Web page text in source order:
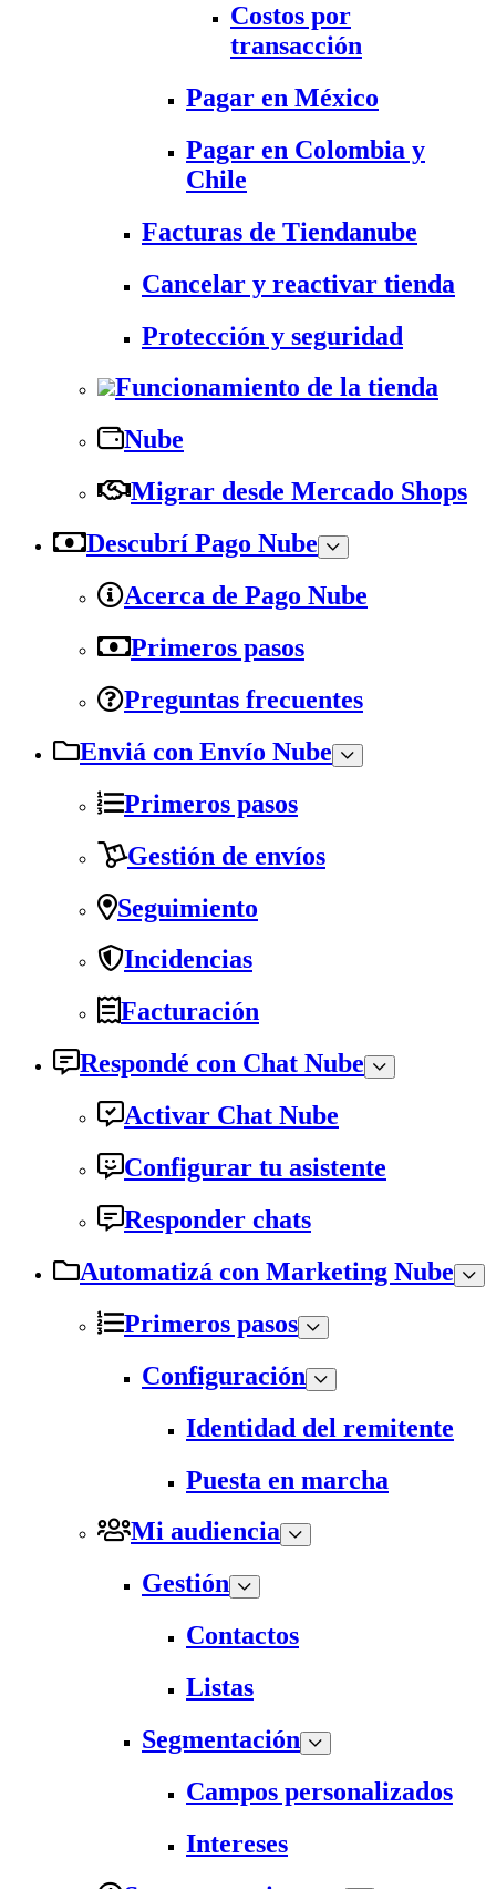
Costos por
transacción
Pagar en México
Pagar en Colombia y
Chile
Facturas de Tiendanube
Cancelar y reactivar tienda
Protección y seguridad
Funcionamiento de la tienda
Nube
Migrar desde Mercado Shops
Descubrí Pago Nube
Acerca de Pago Nube
Primeros pasos
Preguntas frecuentes
Enviá con Envío Nube
Primeros pasos
Gestión de envíos
Seguimiento
Incidencias
Facturación
Respondé con Chat Nube
Activar Chat Nube
Configurar tu asistente
Responder chats
Automatizá con Marketing Nube
Primeros pasos
Configuración
Identidad del remitente
Puesta en marcha
Mi audiencia
Gestión
Contactos
Listas
Segmentación
Campos personalizados
Intereses